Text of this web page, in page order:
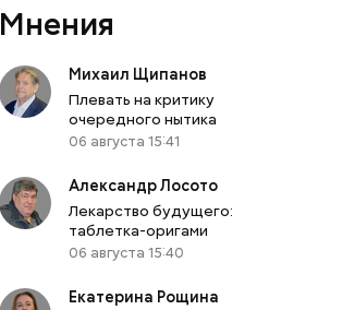
Мнения
Михаил Щипанов
Плевать на критику
очередного нытика
06 августа 15:41
Александр Лосото
Лекарство будущего:
таблетка-оригами
06 августа 15:40
Екатерина Рощина